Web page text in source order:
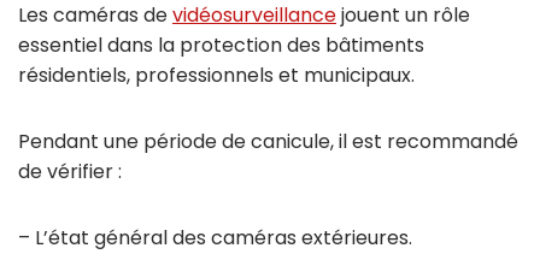
Les caméras devidéosurveillancejouent un rôle
essentiel dans la protection des bâtiments
résidentiels, professionnels et municipaux.
Pendant une période de canicule, il est recommandé
de vérifier :
– L’état général des caméras extérieures.